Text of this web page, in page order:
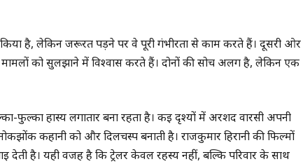
है, लेकिन जरूरत पड़ने पर वे पूरी गंभीरता से काम करते हैं। दूसरी ओर
को सुलझाने में विश्वास करते हैं। दोनों की सोच अलग है, लेकिन एक
फुल्का हास्य लगातार बना रहता है। कई दृश्यों में अरशद वारसी अपनी
कहानी को और दिलचस्प बनाती है। राजकुमार हिरानी की फिल्मों
है। यही वजह है कि ट्रेलर केवल रहस्य नहीं, बल्कि परिवार के साथ